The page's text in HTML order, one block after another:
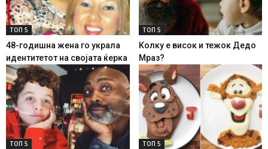
ТОП 5
48-годишна жена го украла
идентитетот на својата ќерка
ТОП 5
Колку е висок и тежок Дедо
Мраз?
ТОП 5 ТОП 5